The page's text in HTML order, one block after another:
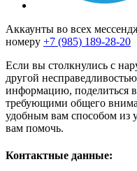
Аккаунты во всех
номеру +7 (985) 189-28-20
Если вы столкнулись с
другой
информацию, поделиться
требующими общего
удобным вам способом из
вам помочь.
Контактные данные: